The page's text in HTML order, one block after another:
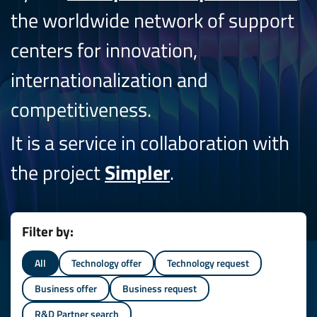
the worldwide network of support
centers for innovation,
internationalization and
competitiveness.
It is a service in collaboration with
the projectSimpler.
Filter by:
All Technology offer
Technology request
Business offer
Business request
R&D Partner search